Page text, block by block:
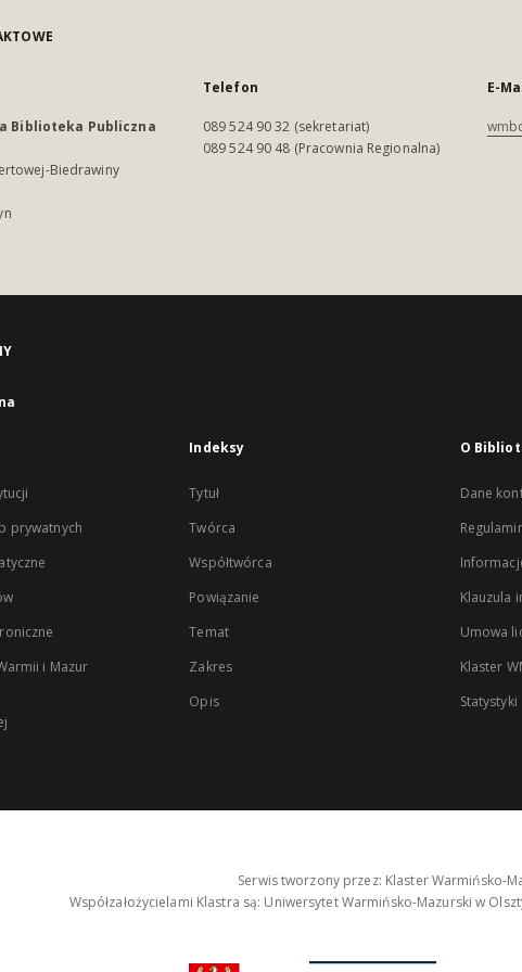
Biblioteka Publiczna
Biedrawiny
Telefon
089 524 90 32 (sekretariat)
089 524 90 48 (Pracownia Regionalna)
E-
prywatnych
i Mazur
Indeksy
Tytuł
Twórca
Współtwórca
Powiązanie
Temat
Zakres
Opis
O
Dane
Klauzula
Umowa
Klaster
Statystyki
Serwis tworzony przez: Klaster Warmińsko-
Współzałożycielami Klastra są: Uniwersytet Warmińsko-Mazurski w